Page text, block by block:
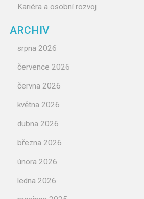
Kariéra a osobní rozvoj
ARCHIV
srpna 2026
července 2026
června 2026
května 2026
dubna 2026
března 2026
února 2026
ledna 2026